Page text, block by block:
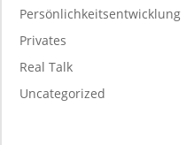
Persönlichkeitsentwicklung
Privates
Real Talk
Uncategorized